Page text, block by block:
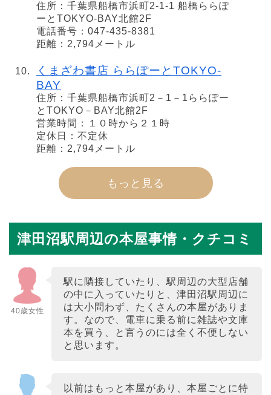
住所：千葉県船橋市浜町2-1-1 船橋ららぽ
ーとTOKYO-BAY北館2F
電話番号：047-435-8381
距離：2,794メートル
くまざわ書店 ららぽーとTOKYO-
BAY
住所：千葉県船橋市浜町2－1－1ららぽー
とTOKYO－BAY北館2F
営業時間：１０時から２１時
定休日：不定休
距離：2,794メートル
もっと見る
津田沼駅周辺の本屋事情・クチコミ
40歳女性
駅に隣接していたり、駅周辺の大型店舗
の中に入っていたりと、津田沼駅周辺に
は大小問わず、たくさんの本屋がありま
す。なので、電車に乗る前に雑誌や文庫
本を買う、と言うのには全く不便しない
と思います。
以前はもっと本屋があり、本屋ごとに特